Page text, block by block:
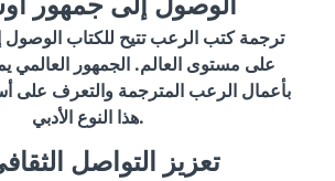
ترجمة كتب الرعب تتيح للكتاب الوصول
على مستوى العالم. الجمهور العالمي
بأعمال الرعب المترجمة والتعرف على
هذا النوع الأدبي.
2. تعزيز التواصل